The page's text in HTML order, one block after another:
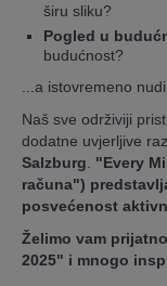
širu sliku?
Pogled u
budućnost?
...a istovremeno
Naš sve održiviji
dodatne uvjerljive
Salzburg
"Every
računa")
posvećenost
Želimo vam
2025" i mnogo